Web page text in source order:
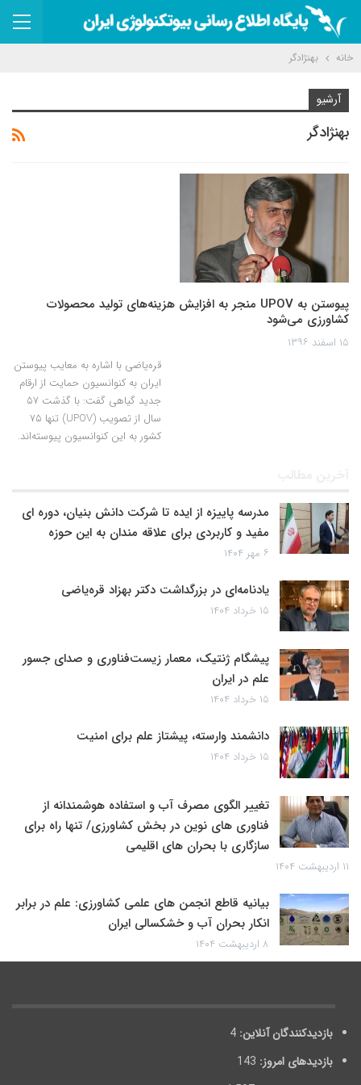
خانه بهنژادگر
آرشیو
بهنژادگر
پیوستن به UPOV منجر به افزایش هزینه‌های تولید محصولات
کشاورزی می‌شود
۱۵ اسفند ۱۳۹۶
قره‌یاضی با اشاره به معایب پیوستن
ایران به کنوانسیون حمایت از ارقام
جدید گیاهی گفت: با گذشت ۵۷
سال از تصویب (UPOV) تنها ۷۵
کشور به این کنوانسیون پیوسته‌اند.
آخرین مطالب
مدرسه پاییزه از ایده تا شرکت دانش بنیان، دوره ای
مفید و کاربردی برای علاقه مندان به این حوزه
۶ مهر ۱۴۰۴
یادنامه‌ای در بزرگداشت دکتر بهزاد قره‌یاضی
۱۵ خرداد ۱۴۰۴
پیشگام ژنتیک، معمار زیست‌فناوری و صدای جسور
علم در ایران
۱۵ خرداد ۱۴۰۴
دانشمند وارسته، پیشتاز علم برای امنیت
۱۵ خرداد ۱۴۰۴
تغییر الگوی مصرف آب و استفاده هوشمندانه از
فناوری های نوین در بخش کشاورزی/ تنها راه برای
سازگاری با بحران های اقلیمی
۱۱ اردیبهشت ۱۴۰۴
بیانیه قاطع انجمن های علمی کشاورزی: علم در برابر
انکار بحران آب و خشکسالی ایران
۸ اردیبهشت ۱۴۰۴
بازدیدکنندگان آنلاین: 4
بازدیدهای امروز: 143